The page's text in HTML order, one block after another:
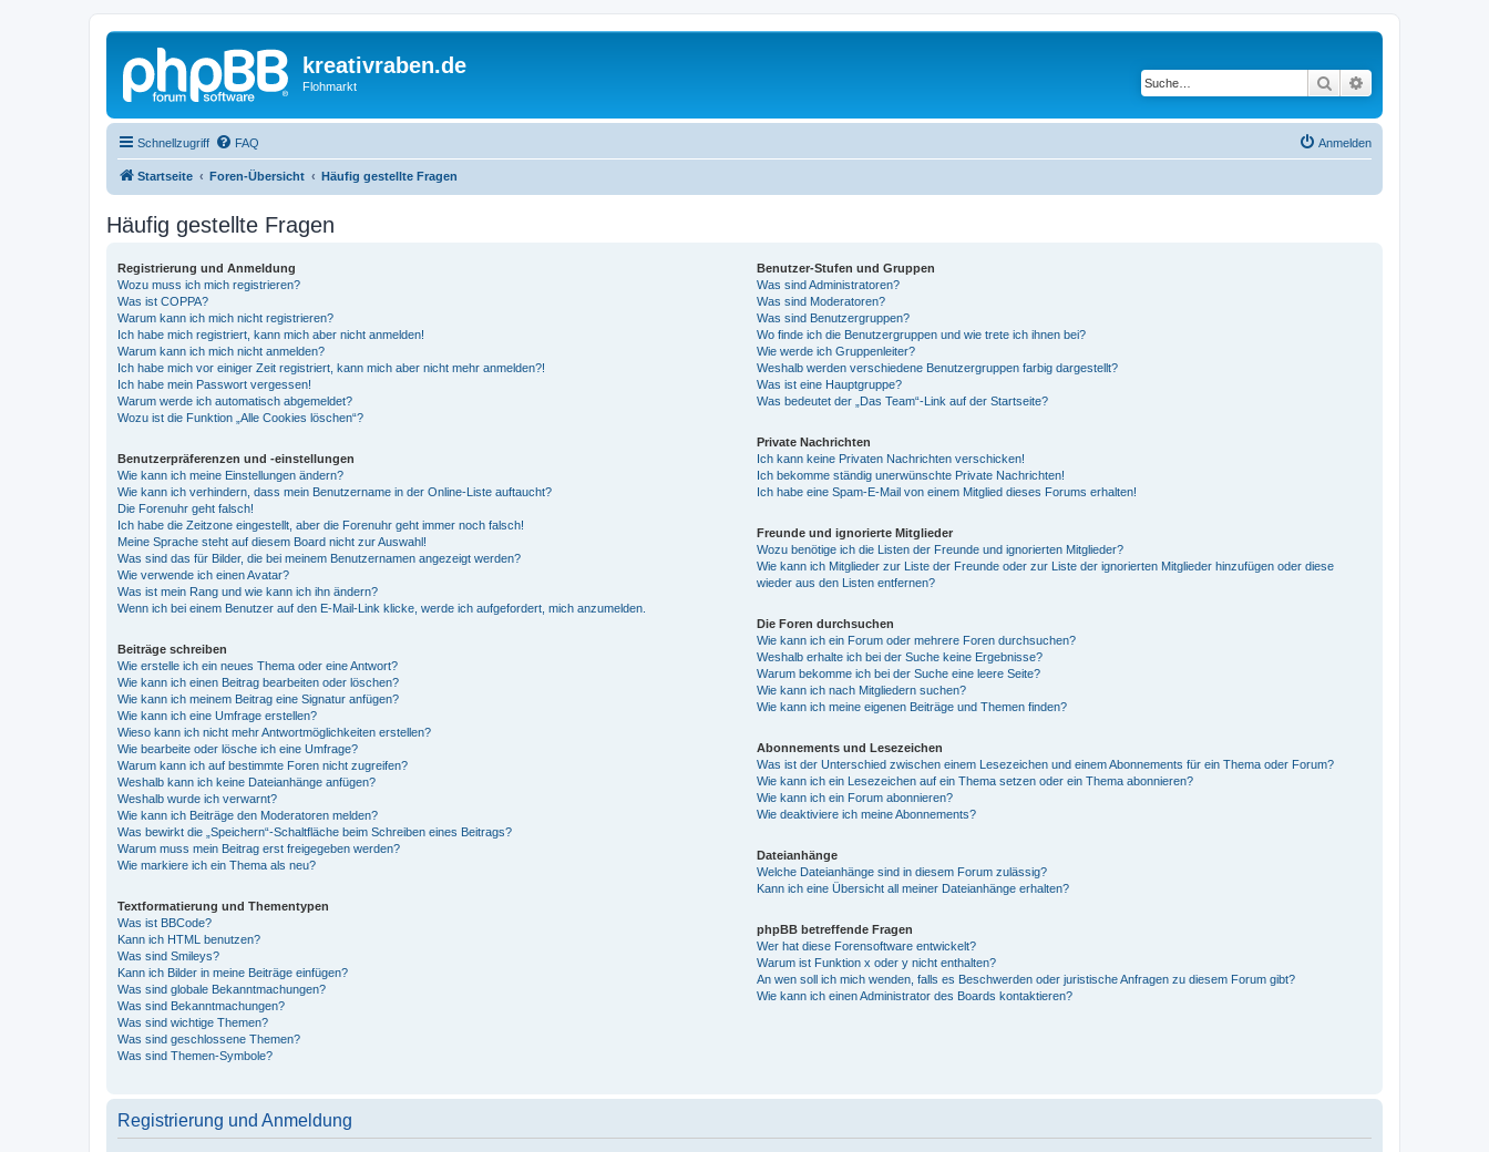
kreativraben.de
Flohmarkt Suche
Schnellzugriff FAQ Anmelden
Startseite Foren-Übersicht Häufig gestellte Fragen
Häufig gestellte Fragen
Registrierung und Anmeldung
Wozu muss ich mich registrieren?
Was ist COPPA?
Warum kann ich mich nicht registrieren?
Ich habe mich registriert, kann mich aber nicht anmelden!
Warum kann ich mich nicht anmelden?
Ich habe mich vor einiger Zeit registriert, kann mich aber nicht mehr anmelden?!
Ich habe mein Passwort vergessen!
Warum werde ich automatisch abgemeldet?
Wozu ist die Funktion „Alle Cookies löschen“?
Benutzerpräferenzen und -einstellungen
Wie kann ich meine Einstellungen ändern?
Wie kann ich verhindern, dass mein Benutzername in der Online-Liste auftaucht?
Die Forenuhr geht falsch!
Ich habe die Zeitzone eingestellt, aber die Forenuhr geht immer noch falsch!
Meine Sprache steht auf diesem Board nicht zur Auswahl!
Was sind das für Bilder, die bei meinem Benutzernamen angezeigt werden?
Wie verwende ich einen Avatar?
Was ist mein Rang und wie kann ich ihn ändern?
Wenn ich bei einem Benutzer auf den E-Mail-Link klicke, werde ich aufgefordert, mich anzumelden.
Beiträge schreiben
Wie erstelle ich ein neues Thema oder eine Antwort?
Wie kann ich einen Beitrag bearbeiten oder löschen?
Wie kann ich meinem Beitrag eine Signatur anfügen?
Wie kann ich eine Umfrage erstellen?
Wieso kann ich nicht mehr Antwortmöglichkeiten erstellen?
Wie bearbeite oder lösche ich eine Umfrage?
Warum kann ich auf bestimmte Foren nicht zugreifen?
Weshalb kann ich keine Dateianhänge anfügen?
Weshalb wurde ich verwarnt?
Wie kann ich Beiträge den Moderatoren melden?
Was bewirkt die „Speichern“-Schaltfläche beim Schreiben eines Beitrags?
Warum muss mein Beitrag erst freigegeben werden?
Wie markiere ich ein Thema als neu?
Textformatierung und Thementypen
Was ist BBCode?
Kann ich HTML benutzen?
Was sind Smileys?
Kann ich Bilder in meine Beiträge einfügen?
Was sind globale Bekanntmachungen?
Was sind Bekanntmachungen?
Was sind wichtige Themen?
Was sind geschlossene Themen?
Was sind Themen-Symbole?
Benutzer-Stufen und Gruppen
Was sind Administratoren?
Was sind Moderatoren?
Was sind Benutzergruppen?
Wo finde ich die Benutzergruppen und wie trete ich ihnen bei?
Wie werde ich Gruppenleiter?
Weshalb werden verschiedene Benutzergruppen farbig dargestellt?
Was ist eine Hauptgruppe?
Was bedeutet der „Das Team“-Link auf der Startseite?
Private Nachrichten
Ich kann keine Privaten Nachrichten verschicken!
Ich bekomme ständig unerwünschte Private Nachrichten!
Ich habe eine Spam-E-Mail von einem Mitglied dieses Forums erhalten!
Freunde und ignorierte Mitglieder
Wozu benötige ich die Listen der Freunde und ignorierten Mitglieder?
Wie kann ich Mitglieder zur Liste der Freunde oder zur Liste der ignorierten Mitglieder hinzufügen oder diese
wieder aus den Listen entfernen?
Die Foren durchsuchen
Wie kann ich ein Forum oder mehrere Foren durchsuchen?
Weshalb erhalte ich bei der Suche keine Ergebnisse?
Warum bekomme ich bei der Suche eine leere Seite?
Wie kann ich nach Mitgliedern suchen?
Wie kann ich meine eigenen Beiträge und Themen finden?
Abonnements und Lesezeichen
Was ist der Unterschied zwischen einem Lesezeichen und einem Abonnements für ein Thema oder Forum?
Wie kann ich ein Lesezeichen auf ein Thema setzen oder ein Thema abonnieren?
Wie kann ich ein Forum abonnieren?
Wie deaktiviere ich meine Abonnements?
Dateianhänge
Welche Dateianhänge sind in diesem Forum zulässig?
Kann ich eine Übersicht all meiner Dateianhänge erhalten?
phpBB betreffende Fragen
Wer hat diese Forensoftware entwickelt?
Warum ist Funktion x oder y nicht enthalten?
An wen soll ich mich wenden, falls es Beschwerden oder juristische Anfragen zu diesem Forum gibt?
Wie kann ich einen Administrator des Boards kontaktieren?
Registrierung und Anmeldung